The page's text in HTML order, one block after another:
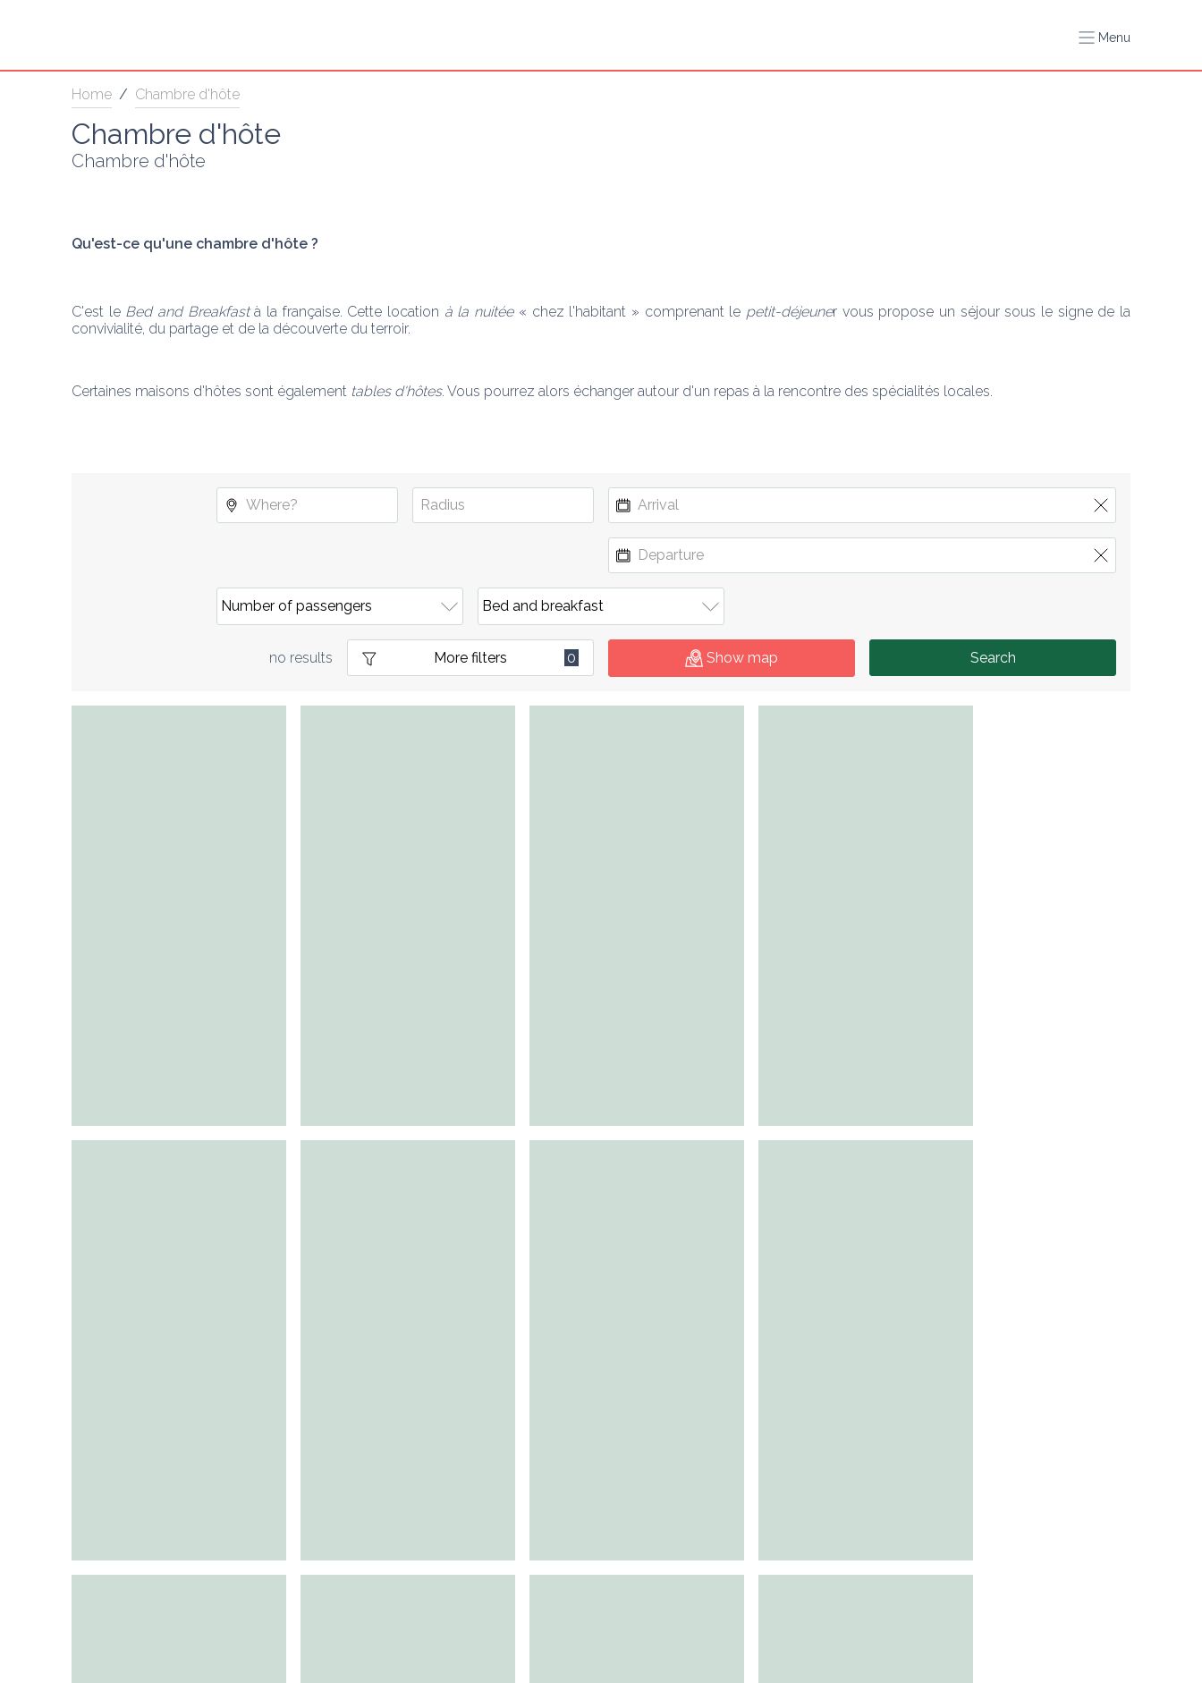
Menu
Home / Chambre d'hôte
Chambre d'hôte
Chambre d'hôte
Qu'est-ce qu'une chambre d'hôte ?
C'est le Bed and Breakfast à la française. Cette location à la nuitée « chez l'habitant » comprenant le petit-déjeuner vous propose un séjour sous le signe de la
convivialité, du partage et de la découverte du terroir.
Certaines maisons d'hôtes sont également tables d'hôtes. Vous pourrez alors échanger autour d'un repas à la rencontre des spécialités locales.
no results More filters 0 Show map Search